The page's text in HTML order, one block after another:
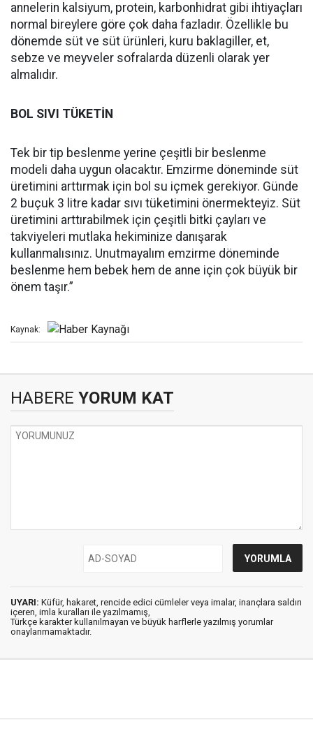
annelerin kalsiyum, protein, karbonhidrat gibi ihtiyaçları
normal bireylere göre çok daha fazladır. Özellikle bu
dönemde süt ve süt ürünleri, kuru baklagiller, et,
sebze ve meyveler sofralarda düzenli olarak yer
almalıdır.
BOL SIVI TÜKETİN
Tek bir tip beslenme yerine çeşitli bir beslenme
modeli daha uygun olacaktır. Emzirme döneminde süt
üretimini arttırmak için bol su içmek gerekiyor. Günde
2 buçuk 3 litre kadar sıvı tüketimini önermekteyiz. Süt
üretimini arttırabilmek için çeşitli bitki çayları ve
takviyeleri mutlaka hekiminize danışarak
kullanmalısınız. Unutmayalım emzirme döneminde
beslenme hem bebek hem de anne için çok büyük bir
önem taşır.”
Kaynak:
HABERE YORUM KAT
UYARI: Küfür, hakaret, rencide edici cümleler veya imalar, inançlara saldırı
içeren, imla kuralları ile yazılmamış,
Türkçe karakter kullanılmayan ve büyük harflerle yazılmış yorumlar
onaylanmamaktadır.